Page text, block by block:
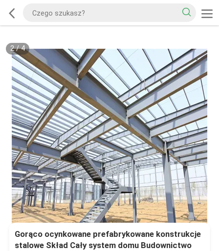
2/4
Gorąco ocynkowane prefabrykowane konstrukcje
stalowe Skład Cały system domu Budownictwo